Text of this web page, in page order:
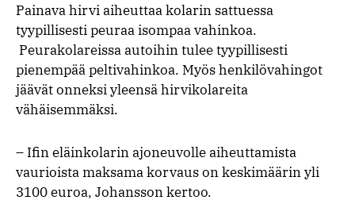
Painava hirvi aiheuttaa kolarin sattuessa
tyypillisesti peuraa isompaa vahinkoa.
Peurakolareissa autoihin tulee tyypillisesti
pienempää peltivahinkoa. Myös henkilövahingot
jäävät onneksi yleensä hirvikolareita
vähäisemmäksi.
– Ifin eläinkolarin ajoneuvolle aiheuttamista
vaurioista maksama korvaus on keskimäärin yli
3100 euroa, Johansson kertoo.